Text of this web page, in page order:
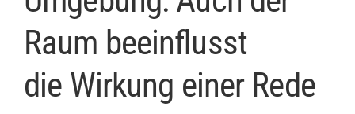
Raum beeinflusst
die Wirkung einer Rede